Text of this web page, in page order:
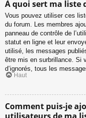
À quoi sert ma liste
Vous pouvez utiliser ces
du forum. Les membres
panneau de contrôle de
statut en ligne et leur
utilisé, les messages
être mis en surbrillance. Si
d’ignorés, tous les
Haut
Comment puis-je